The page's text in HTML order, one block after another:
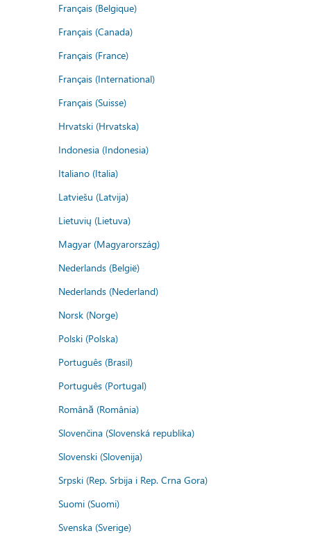
Français (Belgique)
Français (Canada)
Français (France)
Français (International)
Français (Suisse)
Hrvatski (Hrvatska)
Indonesia (Indonesia)
Italiano (Italia)
Latviešu (Latvija)
Lietuvių (Lietuva)
Magyar (Magyarország)
Nederlands (België)
Nederlands (Nederland)
Norsk (Norge)
Polski (Polska)
Português (Brasil)
Português (Portugal)
Română (România)
Slovenčina (Slovenská republika)
Slovenski (Slovenija)
Srpski (Rep. Srbija i Rep. Crna Gora)
Suomi (Suomi)
Svenska (Sverige)